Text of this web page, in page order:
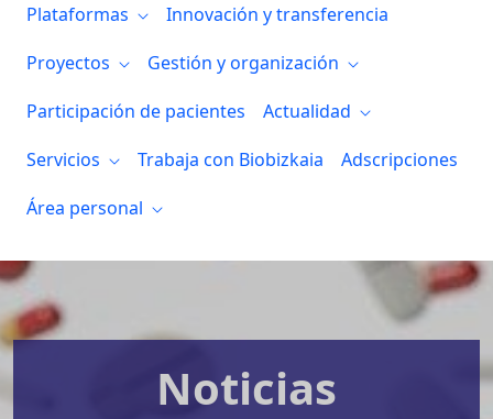
Plataformas
Innovación y transferencia
Proyectos
Gestión y organización
Participación de pacientes
Actualidad
Servicios
Trabaja con Biobizkaia
Adscripciones
Área personal
Noticias